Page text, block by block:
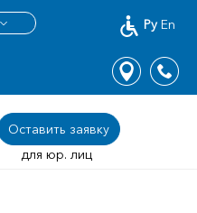
Ру En
Оставить заявку
для юр. лиц